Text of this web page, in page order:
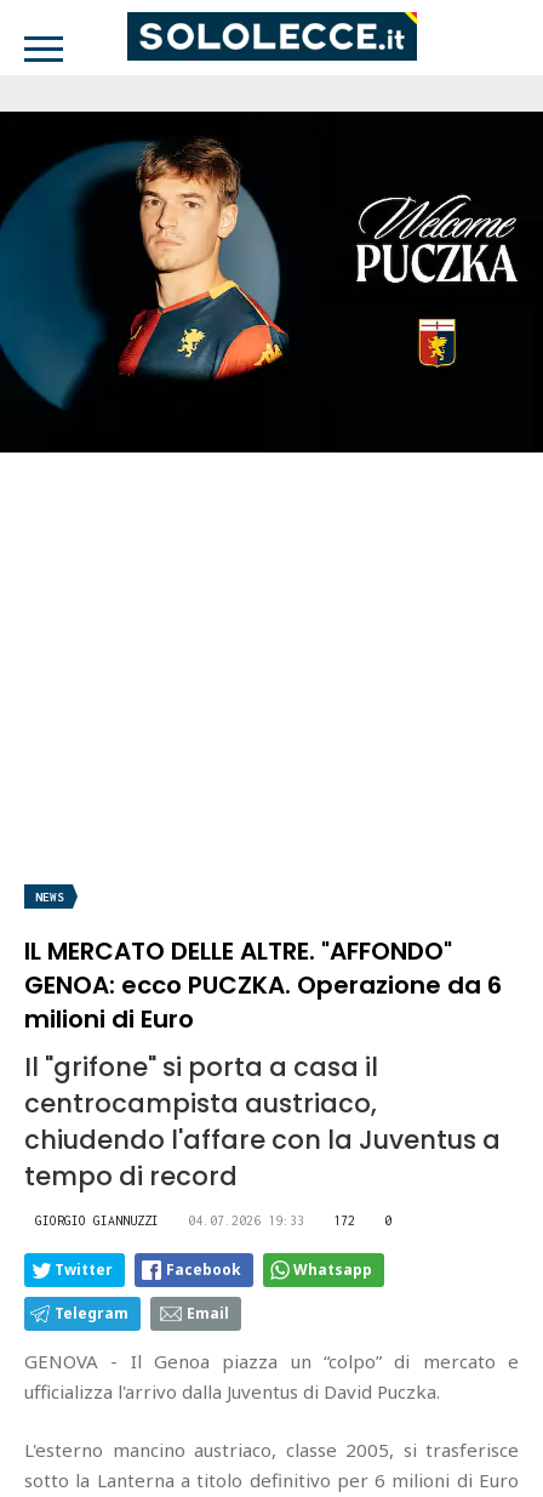
NEWS
IL MERCATO DELLE ALTRE. "AFFONDO"
GENOA: ecco PUCZKA. Operazione da 6
milioni di Euro
Il "grifone" si porta a casa il
centrocampista austriaco,
chiudendo l'affare con la Juventus a
tempo di record
GIORGIO GIANNUZZI 04.07.2026 19:33 172 0
Twitter Facebook Whatsapp
Telegram Email
GENOVA - Il Genoa piazza un “colpo” di mercato e
ufficializza l'arrivo dalla Juventus di David Puczka.
L'esterno mancino austriaco, classe 2005, si trasferisce
sotto la Lanterna a titolo definitivo per 6 milioni di Euro